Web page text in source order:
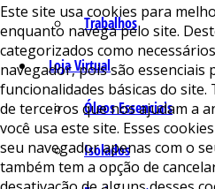
Trabalhos
Loja Virtual
Óleos Essenciais
Isolados
Este site usa cookies para
enquanto navega pelo site.
categorizados como
navegador, pois são
funcionalidades básicas do site.
de terceiros que nos ajudam a
você usa este site. Esses
seu navegador apenas com o
também tem a opção de